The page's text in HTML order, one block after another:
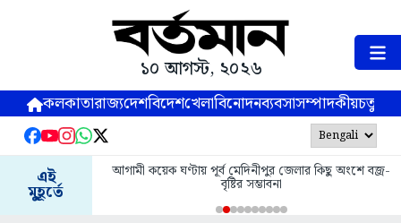
১০ আগস্ট, ২০২৬
কলকাতারাজ্যদেশবিদেশখেলাবিনোদনব্যবসাসম্পাদকীয়
এই
মুহূর্তে
আগামী কয়েক ঘণ্টায় পূর্ব মেদিনীপুর জেলার কিছু অংশে বজ্র-
বৃষ্টির সম্ভাবনা